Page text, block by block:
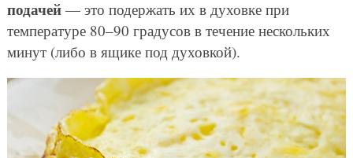
подачей— это подержать их в духовке при
температуре 80–90 градусов в течение нескольких
минут (либо в ящике под духовкой).